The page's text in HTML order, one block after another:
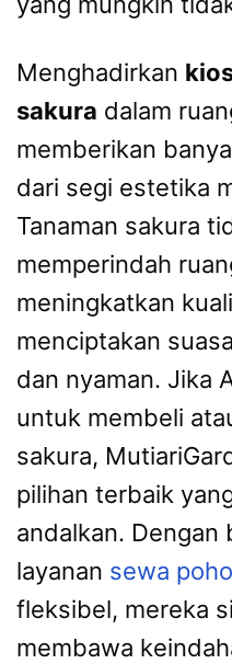
Menghadirkan
sakura dalam
memberikan
dari segi estetika
Tanaman sakura
memperindah
meningkatkan
menciptakan
dan nyaman. Jika
untuk membeli
sakura,
pilihan terbaik
andalkan. Dengan
layanan sewa
fleksibel, mereka
membawa